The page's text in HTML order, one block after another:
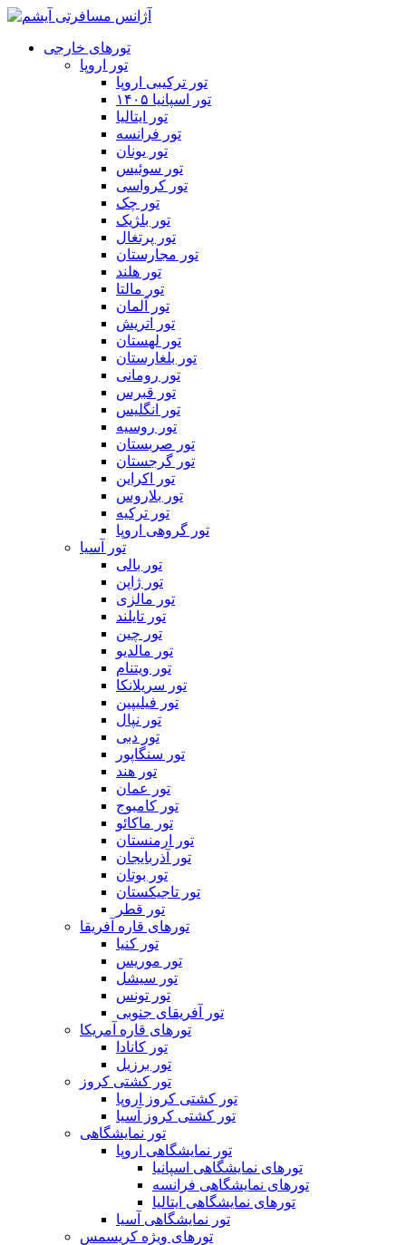
تورهای خارجی
تور اروپا
تور ترکیبی اروپا
تور اسپانیا ۱۴۰۵
تور ایتالیا
تور فرانسه
تور یونان
تور سوئیس
تور کرواسی
تور چک
تور بلژیک
تور پرتغال
تور مجارستان
تور هلند
تور مالتا
تور آلمان
تور اتریش
تور لهستان
تور بلغارستان
تور رومانی
تور قبرس
تور انگلیس
تور روسیه
تور صربستان
تور گرجستان
تور اکراین
تور بلاروس
تور ترکیه
تور گروهی اروپا
تور آسیا
تور بالی
تور ژاپن
تور مالزی
تور تایلند
تور چین
تور مالدیو
تور ویتنام
تور سریلانکا
تور فیلیپین
تور نپال
تور دبی
تور سنگاپور
تور هند
تور عمان
تور کامبوج
تور ماکائو
تور ارمنستان
تور آذربایجان
تور بوتان
تور تاجیکستان
تور قطر
تورهای قاره آفریقا
تور کنیا
تور موریس
تور سیشل
تور تونس
تور آفریقای جنوبی
تورهای قاره آمریکا
تور کانادا
تور برزیل
تور کشتی کروز
تور کشتی کروز اروپا
تور کشتی کروز آسیا
تور نمایشگاهی
تور نمایشگاهی اروپا
تورهای نمایشگاهی اسپانیا
تورهای نمایشگاهی فرانسه
تورهای نمایشگاهی ایتالیا
تور نمایشگاهی آسیا
تورهای ویژه کریسمس